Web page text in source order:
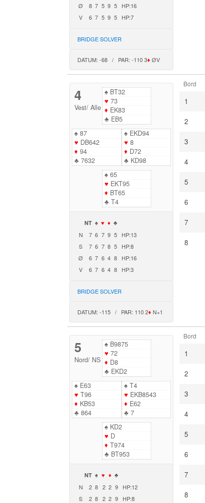
Ø
8 7 5 9 5
HP:16
V
6 7 5 9 5 HP:7
BRIDGE SOLVER
DATUM: -68 / PAR: -110 3♦ ØV
4
Vest/Alle
♠BT32
♥ 73
♦ EK83
♣ EB5
♠ 87
♥ DB642
♦ 94
♣ 7632
♠EKD94
♥ 8
♦ D72
♣ KD98
♠65
♥ EKT95
♦ BT65
♣ T4
NT ♠ ♥ ♦ ♣
N 7 6 7 9 5
HP:13
S
7 6 7 8 5
HP:8
Ø
6 7 6 4 8
HP:16
V
6 7 6 4 8 HP:3
BRIDGE SOLVER
DATUM: -115 / PAR: 110 2♦ N+1
Bord
1
2
3
4
5
6
7
8
5
Nord/ NS
♠B9875
♥ 72
♦ D8
♣ EKD2
♠ E63
♥ T96
♦ KB53
♣ 864
♠T4
♥ EKB8543
♦ E62
♣ 7
♠KD2
♥ D
♦ T974
♣ BT953
NT ♠ ♥ ♦ ♣
N 2 8 2 2 9
HP:12
S
2 8 2 2 9
HP:8
Bord
1
2
3
4
5
6
7
8